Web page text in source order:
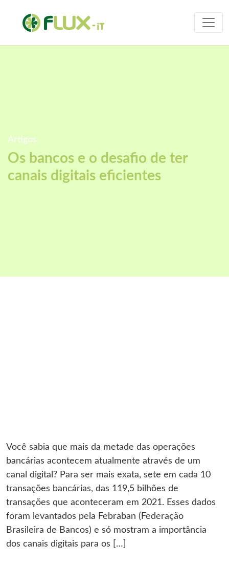
Artigos
Os bancos e o desafio de ter
canais digitais eficientes
Você sabia que mais da metade das operações
bancárias acontecem atualmente através de um
canal digital? Para ser mais exata, sete em cada 10
transações bancárias, das 119,5 bilhões de
transações que aconteceram em 2021. Esses dados
foram levantados pela Febraban (Federação
Brasileira de Bancos) e só mostram a importância
dos canais digitais para os […]